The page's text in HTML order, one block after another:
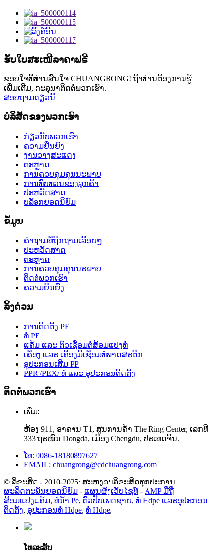
ຮັບໃບສະເໜີລາຄາຟຣີ
ຂອບໃຈທີ່ທ່ານສົນໃຈ CHUANGRONG! ຖ້າທ່ານຕ້ອງການຮູ້
ເພີ່ມເຕີມ, ກະລຸນາຕິດຕໍ່ພວກເຮົາ.
ສອບຖາມດຽວນີ້
ບໍລິສັດຂອງພວກເຮົາ
ກ່ຽວກັບພວກເຮົາ
ຄວາມຍືນຍົງ
ງານວາງສະແດງ
ຕະຫຼາດ
ການຄວບຄຸມຄຸນນະພາບ
ການທົບທວນຂອງລູກຄ້າ
ປະຫວັດສາດ
ບລັອກຍອດນິຍົມ
ຂໍ້ມູນ
ຄຳຖາມທີ່ຖືກຖາມເລື້ອຍໆ
ປະຫວັດສາດ
ຕະຫຼາດ
ການຄວບຄຸມຄຸນນະພາບ
ຕິດຕໍ່ພວກເຮົາ
ຄວາມຍືນຍົງ
ລິ້ງດ່ວນ
ການຕິດຕັ້ງ PE
ທໍ່ PE
ແຄ້ມ ແລະ ຕົວເຊື່ອມຕໍ່ສ້ອມແປງທໍ່
ເຄື່ອງ ແລະ ເຄື່ອງມືເຊື່ອມທໍ່ພາດສະຕິກ
ອຸປະກອນເສີມ PP
PPR /PEX/ ທໍ່ ແລະ ອຸປະກອນຕິດຕັ້ງ
ຕິດຕໍ່ພວກເຮົາ
ເພີ່ມ:
ຫ້ອງ 911, ອາຄານ T1, ສູນການຄ້າ The Ring Center, ເລກທີ
333 ຖະໜົນ Dongda, ເມືອງ Chengdu, ປະເທດຈີນ.
ໂທ: 0086-18180897627
EMAIL: chuangrong@cdchuangrong.com
© ລິຂະສິດ - 2010-2025: ສະຫງວນລິຂະສິດທຸກປະການ.
ຜະລິດຕະພັນຍອດນິຍົມ - ແຜນຜັງເວັບໄຊທ໌ - AMP ມືຖື
ສ້ອມແປງແຄ້ມ, ທໍ່ນໍ້າ Pe, ຕົວປັບເພດຊາຍ, ທໍ່ Hdpe ແລະອຸປະກອນ
ຕິດຕັ້ງ, ອຸປະກອນທໍ່ Hdpe, ທໍ່ Hdpe,
ໂທລະສັບ